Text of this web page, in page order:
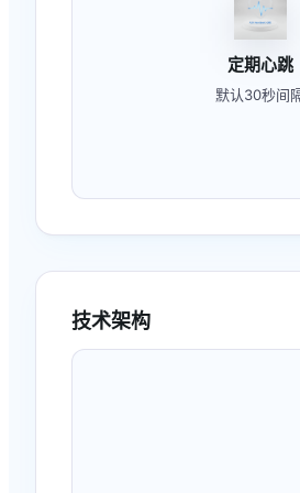
定期心跳
默认30秒间
技术架构